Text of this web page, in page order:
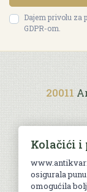
Dajem privolu za
GDPR-om.
20011
Kolačići
osigurala
omogućila